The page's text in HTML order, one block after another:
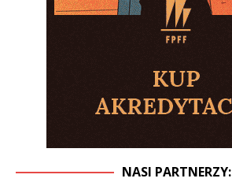
NASI PARTNERZY: